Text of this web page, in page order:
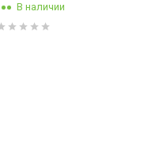
В наличии